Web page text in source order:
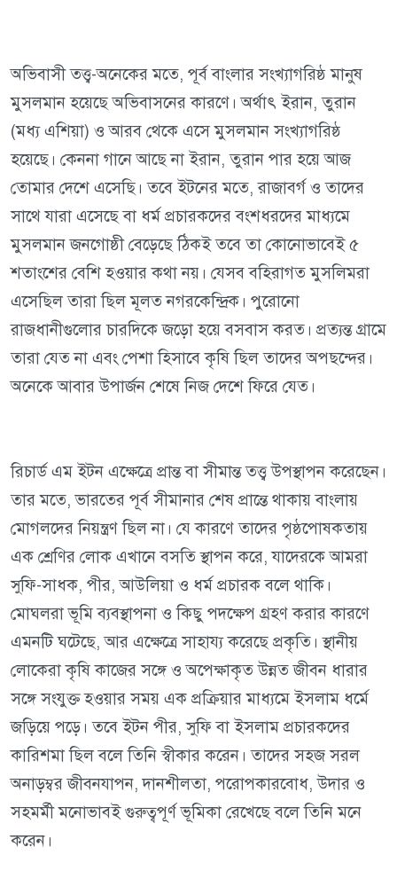
অভিবাসী তত্ত্ব-অনেকের মতে, পূর্ব বাংলার সংখ্যাগরিষ্ঠ মানুষ
মুসলমান হয়েছে অভিবাসনের কারণে। অর্থাৎ ইরান, তুরান
(মধ্য এশিয়া) ও আরব থেকে এসে মুসলমান সংখ্যাগরিষ্ঠ
হয়েছে। কেননা গানে আছে না ইরান, তুরান পার হয়ে আজ
তোমার দেশে এসেছি। তবে ইটনের মতে, রাজাবর্গ ও তাদের
সাথে যারা এসেছে বা ধর্ম প্রচারকদের বংশধরদের মাধ্যমে
মুসলমান জনগোষ্ঠী বেড়েছে ঠিকই তবে তা কোনোভাবেই ৫
শতাংশের বেশি হওয়ার কথা নয়। যেসব বহিরাগত মুসলিমরা
এসেছিল তারা ছিল মূলত নগরকেন্দ্রিক। পুরোনো
রাজধানীগুলোর চারদিকে জড়ো হয়ে বসবাস করত। প্রত্যন্ত গ্রামে
তারা যেত না এবং পেশা হিসাবে কৃষি ছিল তাদের অপছন্দের।
অনেকে আবার উপার্জন শেষে নিজ দেশে ফিরে যেত।
রিচার্ড এম ইটন এক্ষেত্রে প্রান্ত বা সীমান্ত তত্ত্ব উপস্থাপন করেছেন।
তার মতে, ভারতের পূর্ব সীমানার শেষ প্রান্তে থাকায় বাংলায়
মোগলদের নিয়ন্ত্রণ ছিল না। যে কারণে তাদের পৃষ্ঠপোষকতায়
এক শ্রেণির লোক এখানে বসতি স্থাপন করে, যাদেরকে আমরা
সুফি-সাধক, পীর, আউলিয়া ও ধর্ম প্রচারক বলে থাকি।
মোঘলরা ভূমি ব্যবস্থাপনা ও কিছু পদক্ষেপ গ্রহণ করার কারণে
এমনটি ঘটেছে, আর এক্ষেত্রে সাহায্য করেছে প্রকৃতি। স্থানীয়
লোকেরা কৃষি কাজের সঙ্গে ও অপেক্ষাকৃত উন্নত জীবন ধারার
সঙ্গে সংযুক্ত হওয়ার সময় এক প্রক্রিয়ার মাধ্যমে ইসলাম ধর্মে
জড়িয়ে পড়ে। তবে ইটন পীর, সুফি বা ইসলাম প্রচারকদের
কারিশমা ছিল বলে তিনি স্বীকার করেন। তাদের সহজ সরল
অনাড়ম্বর জীবনযাপন, দানশীলতা, পরোপকারবোধ, উদার ও
সহমর্মী মনোভাবই গুরুত্বপূর্ণ ভূমিকা রেখেছে বলে তিনি মনে
করেন।